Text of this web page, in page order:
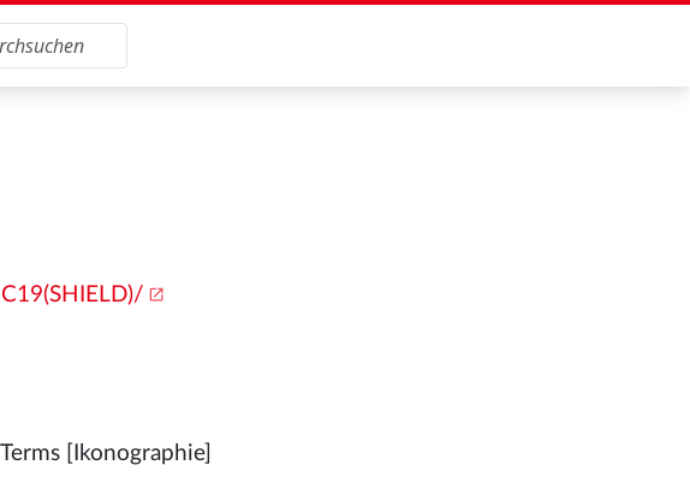
[Ikonographie]